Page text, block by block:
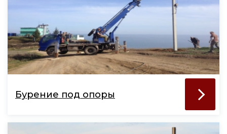
Бурение под опоры